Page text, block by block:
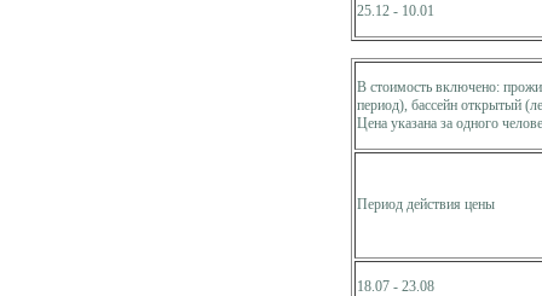
25.12 - 10.01
В стоимость включено:
период), бассейн открытый
Цена указана за одного
Период действия цены
18.07 - 23.08